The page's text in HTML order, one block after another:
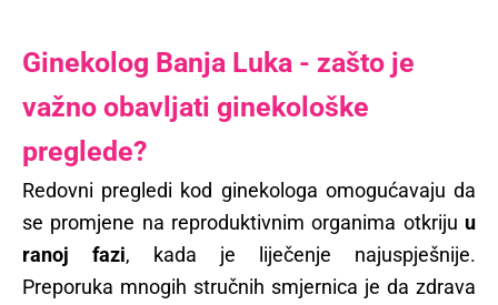
Ginekolog Banja Luka - zašto je
važno obavljati ginekološke
preglede?
Redovni pregledi kod ginekologa omogućavaju da
se promjene na reproduktivnim organima otkriju u
ranoj fazi, kada je liječenje najuspješnije.
Preporuka mnogih stručnih smjernica je da zdrava